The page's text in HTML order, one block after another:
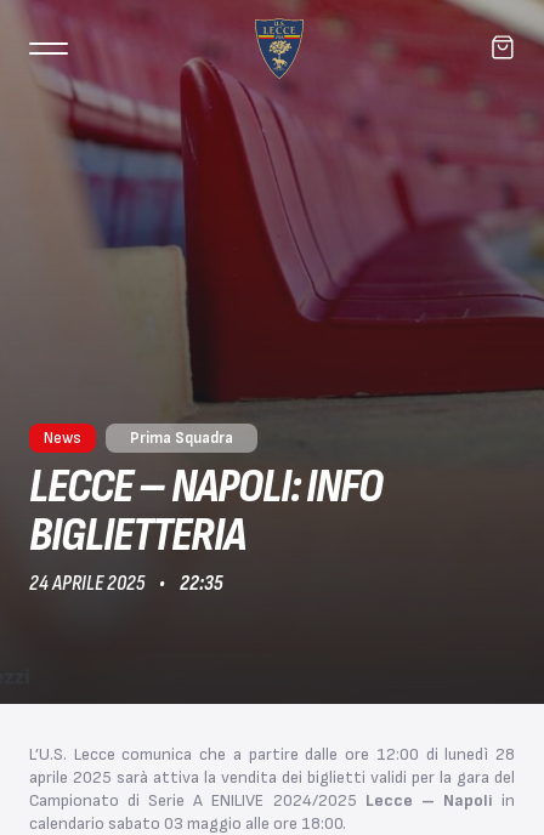
News Prima Squadra
LECCE – NAPOLI: INFO
BIGLIETTERIA
24 APRILE 2025 22:35
L’U.S. Lecce comunica che a partire dalle ore 12:00 di lunedì 28
aprile 2025 sarà attiva la vendita dei biglietti validi per la gara del
Campionato di Serie A ENILIVE 2024/2025 Lecce – Napoli in
calendario sabato 03 maggio alle ore 18:00.